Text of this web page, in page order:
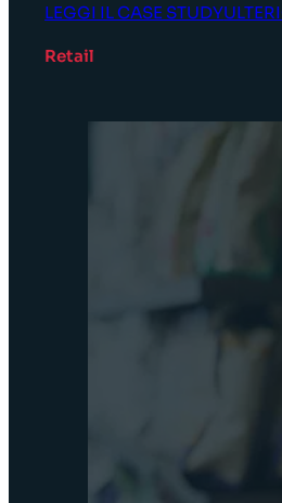
LEGGI IL CASE STUDY
Retail